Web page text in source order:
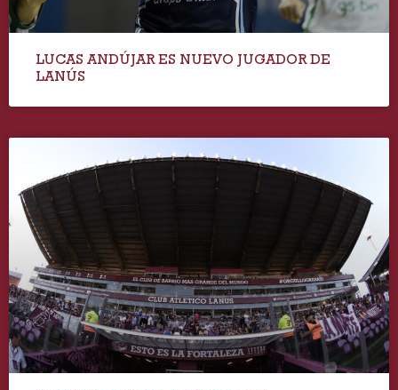
LUCAS ANDÚJAR ES NUEVO JUGADOR DE
LANÚS